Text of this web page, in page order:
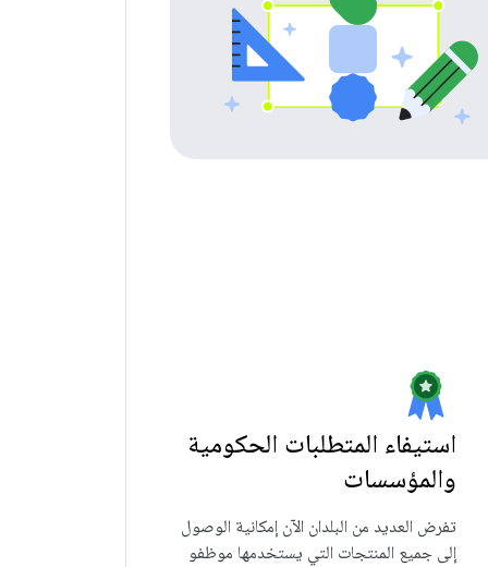
استيفاء المتطلبات الحكومية
والمؤسسات
تفرض العديد من البلدان الآن إمكانية الوصول
إلى جميع المنتجات التي يستخدمها موظفو